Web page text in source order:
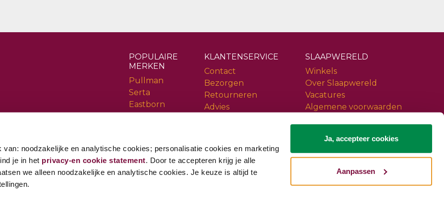
van: noodzakelijke en analytische cookies; personalisatie cookies en marketing
je in het privacy-en cookie statement. Door te accepteren krijg je alle
we alleen noodzakelijke en analytische cookies. Je keuze is altijd te
Ja, accepteer cookies
Aanpassen
POPULAIRE
MERKEN
Pullman
Serta
Eastborn
KLANTENSERVICE
Contact
Bezorgen
Retourneren
Advies
SLAAPWERELD
Winkels
Over Slaapwereld
Vacatures
Algemene voorwaarden